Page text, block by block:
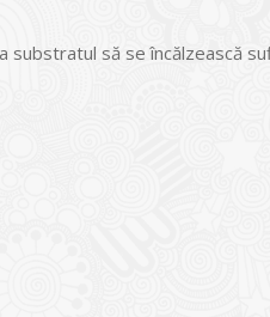
să se încălzească